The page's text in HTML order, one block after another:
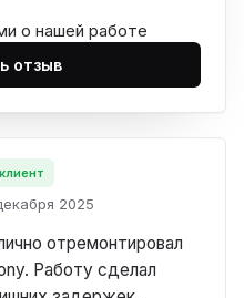
о нашей работе
отзыв
2025
отремонтировал
Работу сделал